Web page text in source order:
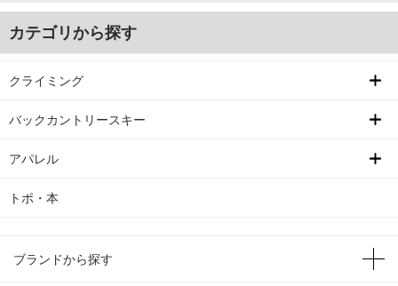
カテゴリから探す
クライミング
バックカントリースキー
アパレル
トポ・本
ブランドから探す